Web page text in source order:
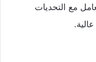
مع التحديات